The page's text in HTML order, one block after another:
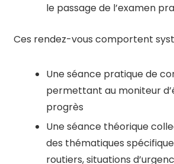
le passage de l’examen
Ces rendez-vous comportent
Une séance pratique de
permettant au moniteur
progrès
Une séance théorique
des thématiques
routiers, situations